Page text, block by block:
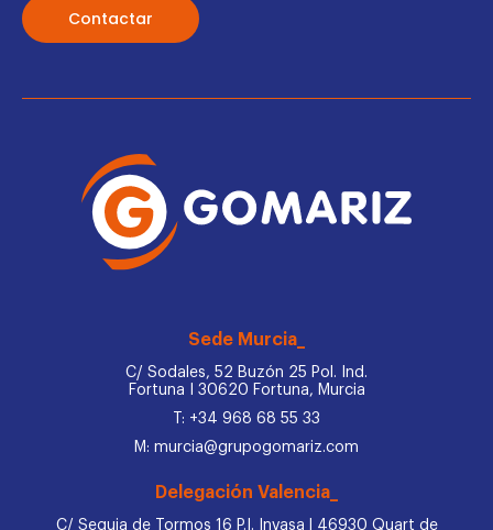
Contactar
Sede Murcia_
C/ Sodales, 52 Buzón 25 Pol. Ind.
Fortuna I 30620 Fortuna, Murcia
T: +34 968 68 55 33
M: murcia@grupogomariz.com
Delegación Valencia_
C/ Sequia de Tormos 16 P.I. Invasa | 46930 Quart de